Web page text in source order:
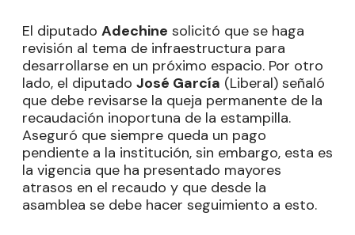
El diputado Adechine solicitó que se haga
revisión al tema de infraestructura para
desarrollarse en un próximo espacio. Por otro
lado, el diputado José García (Liberal) señaló
que debe revisarse la queja permanente de la
recaudación inoportuna de la estampilla.
Aseguró que siempre queda un pago
pendiente a la institución, sin embargo, esta es
la vigencia que ha presentado mayores
atrasos en el recaudo y que desde la
asamblea se debe hacer seguimiento a esto.